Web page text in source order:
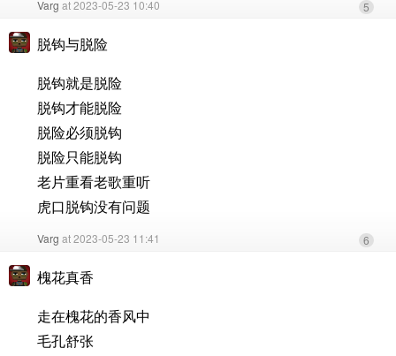
Varg at 2023-05-23 10:40 5
脱钩与脱险
脱钩就是脱险
脱钩才能脱险
脱险必须脱钩
脱险只能脱钩
老片重看老歌重听
虎口脱钩没有问题
Varg at 2023-05-23 11:41 6
槐花真香
走在槐花的香风中
毛孔舒张